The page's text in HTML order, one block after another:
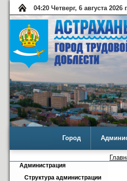
04:20 Четверг, 6 августа 2026
Город
Администрация
Структура администрации